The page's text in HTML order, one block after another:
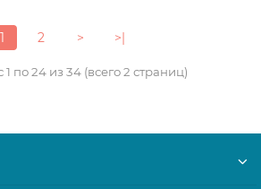
1 2 > >|
1 по 24 из 34 (всего 2 страниц)